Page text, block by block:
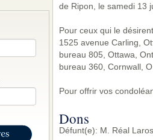
de Ripon, le samedi 13
Pour ceux qui le
1525 avenue Carling,
bureau 805, Ottawa,
bureau 360, Cornwall,
Pour offrir vos
Dons
Défunt(e): M. Réal